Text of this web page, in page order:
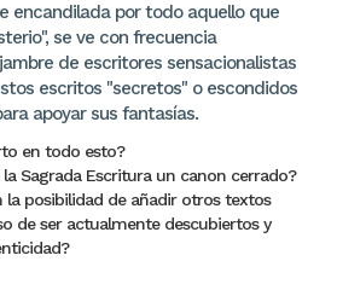
encandilada por todo aquello que
se ve con frecuencia
de escritores sensacionalistas
escritos "secretos" o escondidos
apoyar sus fantasías.
en todo esto?
la Sagrada Escritura un canon cerrado?
la posibilidad de añadir otros textos
de ser actualmente descubiertos y